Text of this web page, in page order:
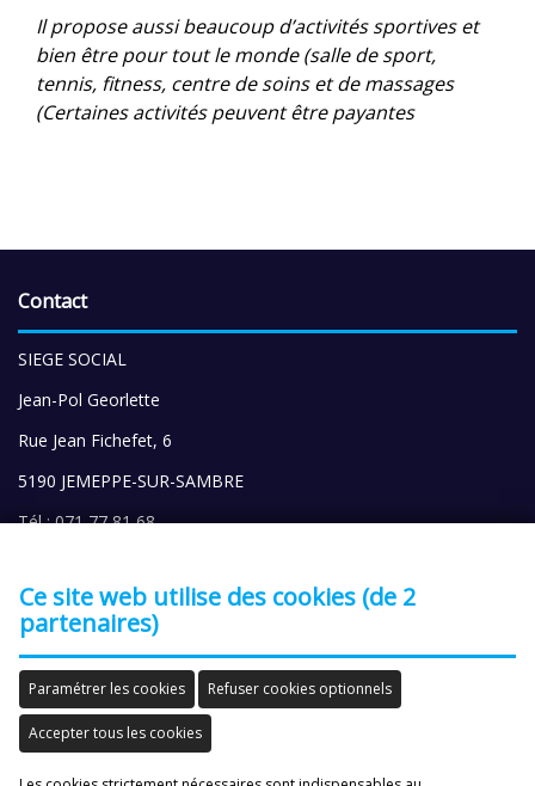
Il propose aussi beaucoup d’activités sportives et
bien être pour tout le monde (salle de sport,
tennis, fitness, centre de soins et de massages
(Certaines activités peuvent être payantes
Contact
SIEGE SOCIAL
Jean-Pol Georlette
Rue Jean Fichefet, 6
5190 JEMEPPE-SUR-SAMBRE
Tél : 071 77 81 68
EMAIL :ALC-JPGeorlette@outlook.com
Errata brochure
ALC
Ce site web utilise des cookies (de 2
partenaires)
Paramétrer les cookies Refuser cookies optionnels
Accepter tous les cookies